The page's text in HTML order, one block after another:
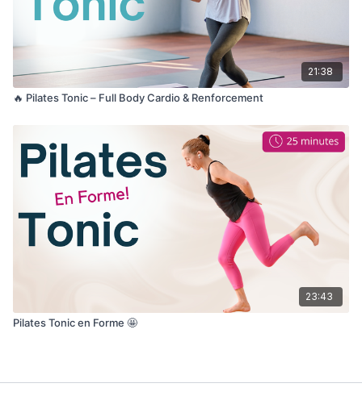
21:38
🔥 Pilates Tonic – Full Body Cardio & Renforcement
23:43
Pilates Tonic en Forme 🤩